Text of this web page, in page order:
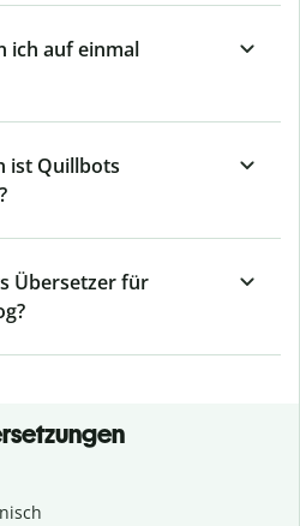
ich auf einmal
ist Quillbots
Übersetzer für